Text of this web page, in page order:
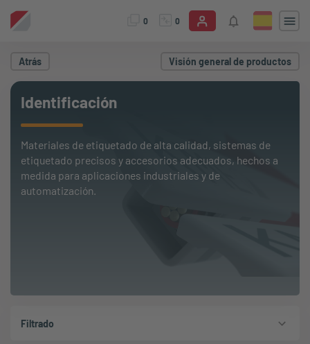
0 0
Atrás Visión general de productos
Identificación
Materiales de etiquetado de alta calidad, sistemas de
etiquetado precisos y accesorios adecuados, hechos a
medida para aplicaciones industriales y de
automatización.
Filtrado